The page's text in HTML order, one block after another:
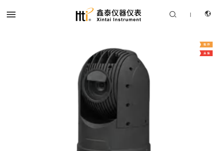
产品中心
 | 